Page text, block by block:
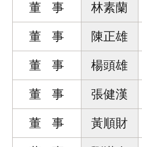
董 事 林素蘭
董 事 陳正雄
董 事 楊頭雄
董 事 張健漢
董 事 黃順財